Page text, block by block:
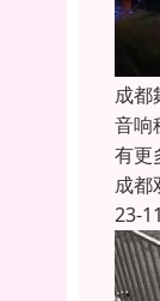
成都
音响
有更
成都
23-